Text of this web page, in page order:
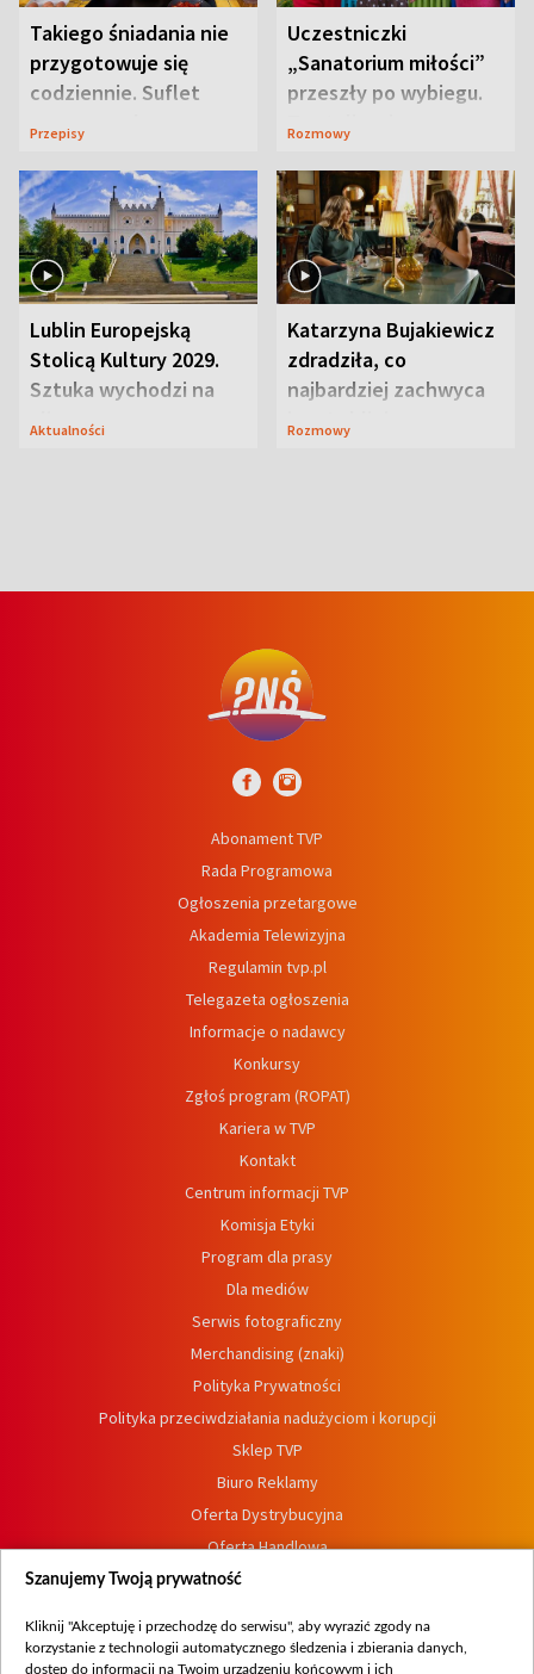
Takiego śniadania nie
przygotowuje się
codziennie. Suflet
serowy zachwyca
Przepisy
Uczestniczki
„Sanatorium miłości”
przeszły po wybiegu.
Te stylizacje
Rozmowy
Lublin Europejską
Stolicą Kultury 2029.
Sztuka wychodzi na
ulice
Aktualności
Katarzyna Bujakiewicz
zdradziła, co
najbardziej zachwyca
ją w Lublinie
Rozmowy
Abonament TVP
Rada Programowa
Ogłoszenia przetargowe
Akademia Telewizyjna
Regulamin tvp.pl
Telegazeta ogłoszenia
Informacje o nadawcy
Konkursy
Zgłoś program (ROPAT)
Kariera w TVP
Kontakt
Centrum informacji TVP
Komisja Etyki
Program dla prasy
Dla mediów
Serwis fotograficzny
Merchandising (znaki)
Polityka Prywatności
Polityka przeciwdziałania nadużyciom i korupcji
Sklep TVP
Biuro Reklamy
Oferta Dystrybucyjna
Oferta Handlowa
Dostępność
Procedura zgłoszeń wewnętrznych
Szanujemy Twoją prywatność
Kliknij "Akceptuję i przechodzę do serwisu", aby wyrazić zgody na
korzystanie z technologii automatycznego śledzenia i zbierania danych,
dostęp do informacji na Twoim urządzeniu końcowym i ich